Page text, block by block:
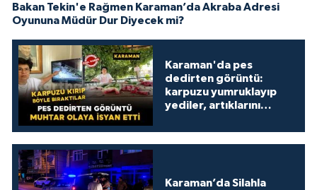
Bakan Tekin'e Rağmen Karaman’da Akraba Adresi
Oyununa Müdür Dur Diyecek mi?
Karaman'da pes
dedirten görüntü:
karpuzu yumruklayıp
yediler, artıklarını
Karaman’da Silahla